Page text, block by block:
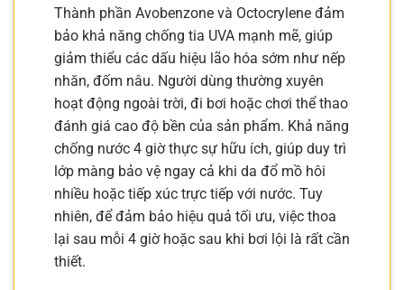
Thành phần Avobenzone và Octocrylene đảm
bảo khả năng chống tia UVA mạnh mẽ, giúp
giảm thiểu các dấu hiệu lão hóa sớm như nếp
nhăn, đốm nâu. Người dùng thường xuyên
hoạt động ngoài trời, đi bơi hoặc chơi thể thao
đánh giá cao độ bền của sản phẩm. Khả năng
chống nước 4 giờ thực sự hữu ích, giúp duy trì
lớp màng bảo vệ ngay cả khi da đổ mồ hôi
nhiều hoặc tiếp xúc trực tiếp với nước. Tuy
nhiên, để đảm bảo hiệu quả tối ưu, việc thoa
lại sau mỗi 4 giờ hoặc sau khi bơi lội là rất cần
thiết.